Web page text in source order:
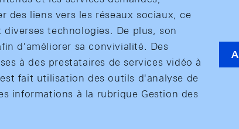
des liens vers les réseaux sociaux, ce
technologies. De plus, son
d'améliorer sa convivialité. Des
à des prestataires de services vidéo à
fait utilisation des outils d'analyse de
informations à la rubrique Gestion des